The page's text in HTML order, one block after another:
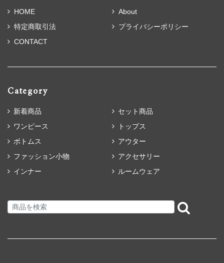
HOME
About
特定商取引法
プライバシーポリシー
CONTACT
Category
新着商品
セット商品
ワンピース
トップス
ボトムス
アウター
ファッション小物
アクセサリー
インナー
ルームウェア